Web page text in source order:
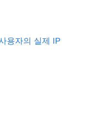
용자의 실제 IP